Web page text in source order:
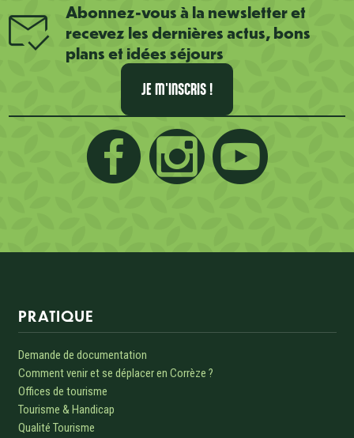
Abonnez-vous à la newsletter et
recevez les dernières actus, bons
plans et idées séjours
JE M'INSCRIS !
PRATIQUE
Demande de documentation
Comment venir et se déplacer en Corrèze ?
Offices de tourisme
Tourisme & Handicap
Qualité Tourisme